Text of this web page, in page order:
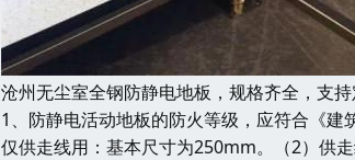
沧州无尘室全钢防静电地板，规格齐全，支
1、防静电活动地板的防火等级，应符合《
仅供走线用：基本尺寸为250mm。（2）供